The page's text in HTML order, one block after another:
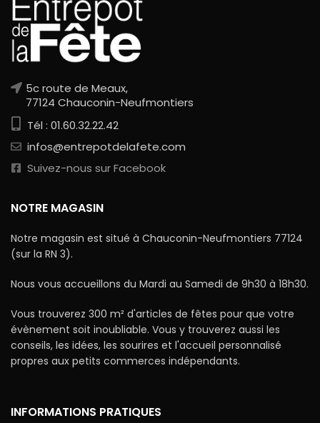
5c route de Meaux,
77124 Chauconin-Neufmontiers
Tél : 01.60.32.22.42
infos@entrepotdelafete.com
Suivez-nous sur Facebook
NOTRE MAGASIN
Notre magasin est situé à Chauconin-Neufmontiers 77124
(sur la RN 3).
Nous vous accueillons du Mardi au Samedi de 9h30 à 18h30.
Vous trouverez 300 m² d'articles de fêtes pour que votre
évènement soit inoubliable. Vous y trouverez aussi les
conseils, les idées, les sourires et l'accueil personnalisé
propres aux petits commerces indépendants.
INFORMATIONS PRATIQUES